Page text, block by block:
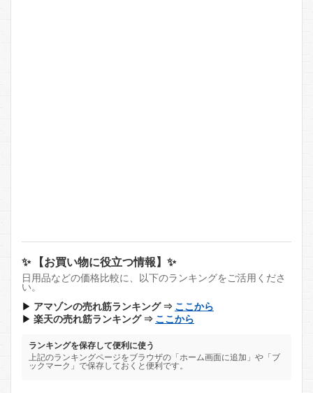
✨ 【お買い物に役立つ情報】✨
日用品などの価格比較に、以下のランキングをご活用くださ
い。
▶ アマゾンの売れ筋ランキング ⇒ ここから
▶ 楽天の売れ筋ランキング ⇒ ここから
ランキングを保存して便利に使う
上記のランキングページをブラウザの「ホーム画面に追加」や「ブ
ックマーク」で保存しておくと便利です。